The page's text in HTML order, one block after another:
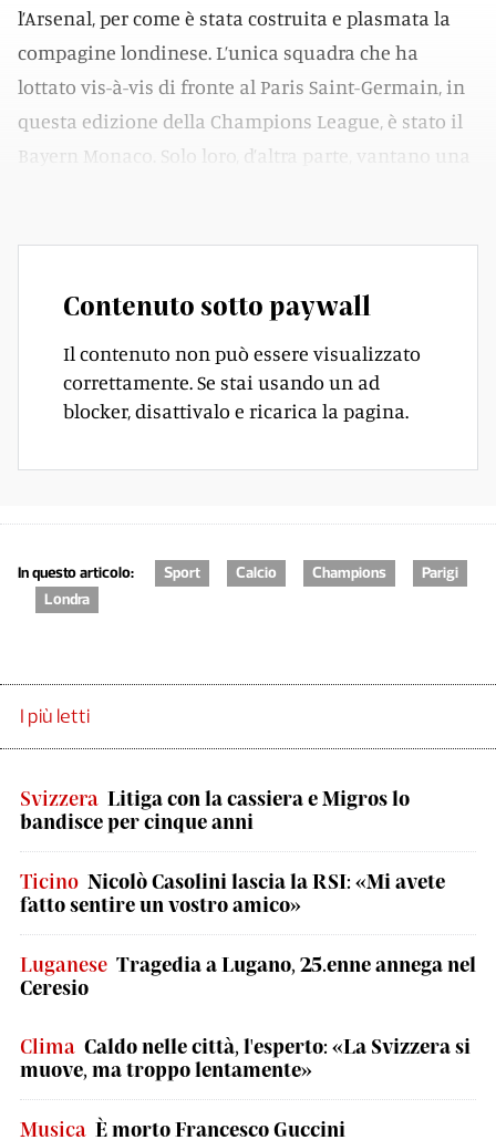
l’Arsenal, per come è stata costruita e plasmata la
compagine londinese. L’unica squadra che ha
lottato vis-à-vis di fronte al Paris Saint-Germain, in
questa edizione della Champions League, è stato il
Bayern Monaco. Solo loro, d’altra parte, vantano una
Contenuto sotto paywall
Il contenuto non può essere visualizzato
correttamente. Se stai usando un ad
blocker, disattivalo e ricarica la pagina.
In questo articolo: Sport Calcio Champions
Parigi
Londra
I più letti
Svizzera Litiga con la cassiera e Migros lo
bandisce per cinque anni
Ticino Nicolò Casolini lascia la RSI: «Mi avete
fatto sentire un vostro amico»
Luganese Tragedia a Lugano, 25.enne annega nel
Ceresio
Clima Caldo nelle città, l'esperto: «La Svizzera si
muove, ma troppo lentamente»
Musica È morto Francesco Guccini